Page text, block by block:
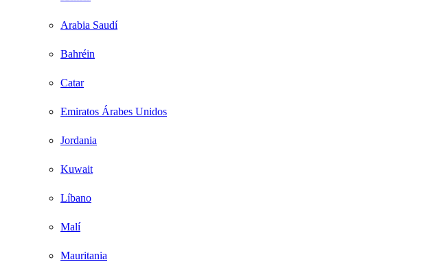
Arabia Saudí
Bahréin
Catar
Emiratos Árabes Unidos
Jordania
Kuwait
Líbano
Malí
Mauritania